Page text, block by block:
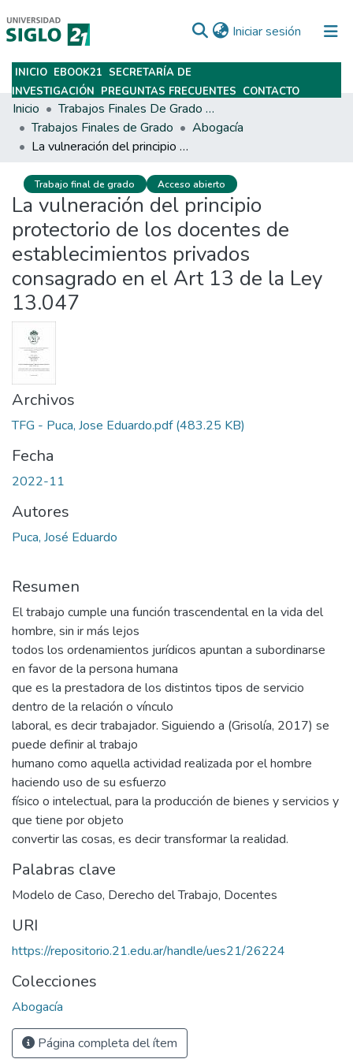
Iniciar sesión (current)
Subir
INICIO EBOOK21 SECRETARÍA DE
INVESTIGACIÓN PREGUNTAS FRECUENTES CONTACTO
Inicio
Trabajos Finales De Grado Y Posgrado
Trabajos Finales de Grado
Abogacía
La vulneración del principio protectorio de los docentes de establecimientos privados consagrado en el Art 13 de la Ley 13.047
Trabajo final de grado Acceso abierto
La vulneración del principio
protectorio de los docentes de
establecimientos privados
consagrado en el Art 13 de la Ley
13.047
Archivos
TFG - Puca, Jose Eduardo.pdf(483.25 KB)
Fecha
2022-11
Autores
Puca, José Eduardo
Resumen
El trabajo cumple una función trascendental en la vida del
hombre, sin ir más lejos
todos los ordenamientos jurídicos apuntan a subordinarse
en favor de la persona humana
que es la prestadora de los distintos tipos de servicio
dentro de la relación o vínculo
laboral, es decir trabajador. Siguiendo a (Grisolía, 2017) se
puede definir al trabajo
humano como aquella actividad realizada por el hombre
haciendo uso de su esfuerzo
físico o intelectual, para la producción de bienes y servicios y
que tiene por objeto
convertir las cosas, es decir transformar la realidad.
Palabras clave
Modelo de Caso, Derecho del Trabajo, Docentes
URI
https://repositorio.21.edu.ar/handle/ues21/26224
Colecciones
Abogacía
Página completa del ítem